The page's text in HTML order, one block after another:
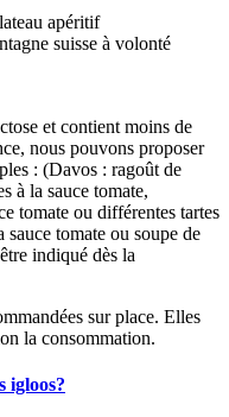
apéritif
suisse à volonté
et contient moins de
nous pouvons proposer
: (Davos : ragoût de
à la sauce tomate,
tomate ou différentes tartes
sauce tomate ou soupe de
indiqué dès la
sur place. Elles
la consommation.
igloos?